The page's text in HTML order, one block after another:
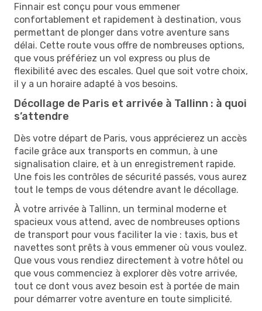
Finnair est conçu pour vous emmener
confortablement et rapidement à destination, vous
permettant de plonger dans votre aventure sans
délai. Cette route vous offre de nombreuses options,
que vous préfériez un vol express ou plus de
flexibilité avec des escales. Quel que soit votre choix,
il y a un horaire adapté à vos besoins.
Décollage de Paris et arrivée à Tallinn : à quoi
s’attendre
Dès votre départ de Paris, vous apprécierez un accès
facile grâce aux transports en commun, à une
signalisation claire, et à un enregistrement rapide.
Une fois les contrôles de sécurité passés, vous aurez
tout le temps de vous détendre avant le décollage.
À votre arrivée à Tallinn, un terminal moderne et
spacieux vous attend, avec de nombreuses options
de transport pour vous faciliter la vie : taxis, bus et
navettes sont prêts à vous emmener où vous voulez.
Que vous vous rendiez directement à votre hôtel ou
que vous commenciez à explorer dès votre arrivée,
tout ce dont vous avez besoin est à portée de main
pour démarrer votre aventure en toute simplicité.